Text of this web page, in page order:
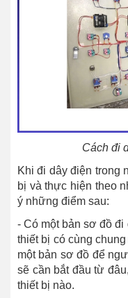
Cách đi
Khi đi dây điện trong
bị và thực hiện theo
ý những điểm sau:
- Có một bản sơ đồ
thiết bị có cùng
một bản sơ đồ để
sẽ cần bắt đầu từ
thiết bị nào.